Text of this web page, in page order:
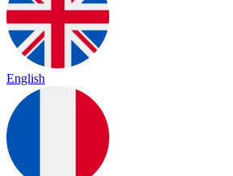
English